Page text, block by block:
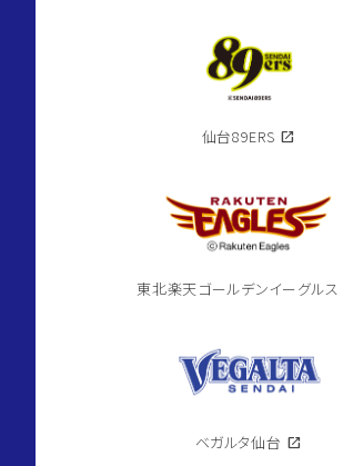
仙台89ERS open_in_new
東北楽天ゴールデンイーグルス
ベガルタ仙台 open_in_new